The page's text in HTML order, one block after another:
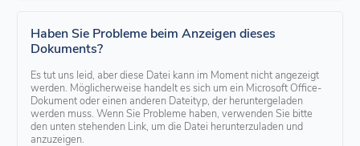
Haben Sie Probleme beim Anzeigen dieses
Dokuments?
Es tut uns leid, aber diese Datei kann im Moment nicht angezeigt
werden. Möglicherweise handelt es sich um ein Microsoft Office-
Dokument oder einen anderen Dateityp, der heruntergeladen
werden muss. Wenn Sie Probleme haben, verwenden Sie bitte
den unten stehenden Link, um die Datei herunterzuladen und
anzuzeigen.